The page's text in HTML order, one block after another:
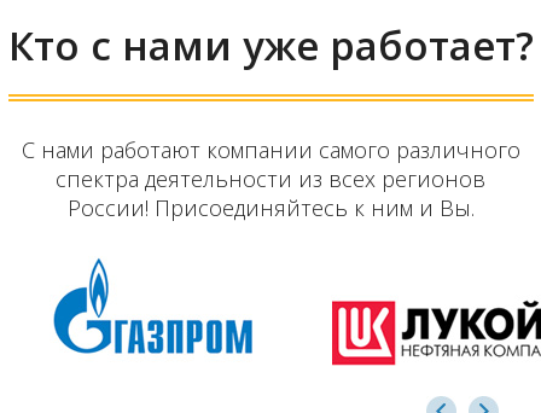
Кто с нами уже работает?
С нами работают компании самого различного
спектра деятельности из всех регионов
России! Присоединяйтесь к ним и Вы.